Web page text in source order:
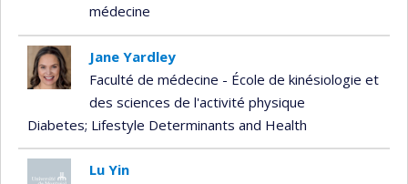
médecine
Jane Yardley
Faculté de médecine - École de kinésiologie et
des sciences de l'activité physique
Diabetes; Lifestyle Determinants and Health
Lu Yin